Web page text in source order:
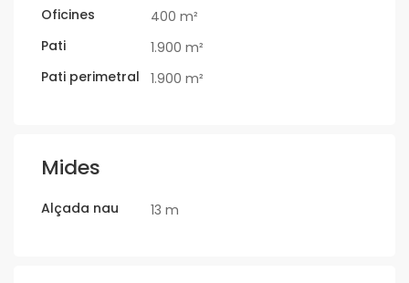
Oficines
400 m²
Pati
1.900 m²
Pati perimetral
1.900 m²
Mides
Alçada nau 13 m